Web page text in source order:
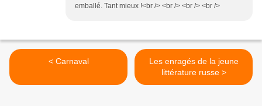
emballé. Tant mieux !<br /> <br /> <br /> <br />
< Carnaval
Les enragés de la jeune
littérature russe >